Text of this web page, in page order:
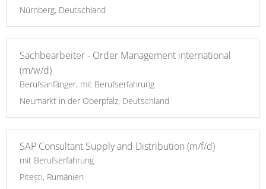
Nürnberg, Deutschland
Sachbearbeiter - Order Management international
(m/w/d)
Berufsanfänger, mit Berufserfahrung
Neumarkt in der Oberpfalz, Deutschland
SAP Consultant Supply and Distribution (m/f/d)
mit Berufserfahrung
Pitești, Rumänien